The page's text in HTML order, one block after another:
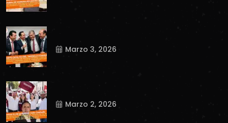
Marzo 3, 2026
Marzo 2, 2026